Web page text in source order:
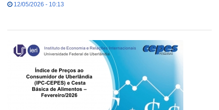
12/05/2026 - 10:13